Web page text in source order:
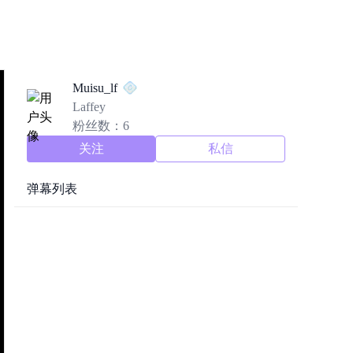
Muisu_lf
Laffey
粉丝数：6
关注
私信
弹幕列表